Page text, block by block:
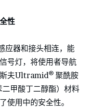
性
应器和接头相连，能
号灯，将使用者导航
斯夫Ultramid® 聚酰胺
甲酸丁二醇酯）材料
使用中的安全性。